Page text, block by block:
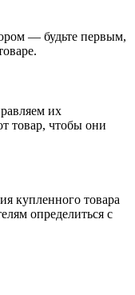
— будьте первым,
их
товар, чтобы они
купленного товара
определиться с